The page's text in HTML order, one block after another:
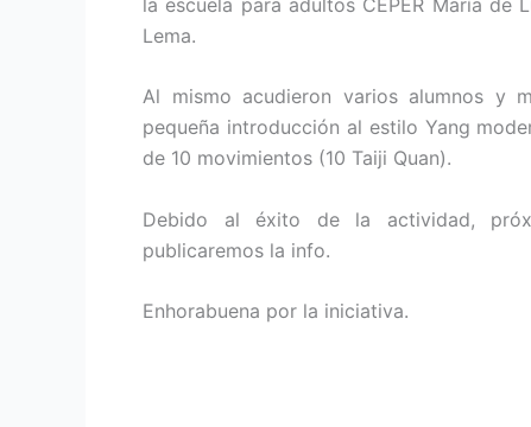
Lema.
Al mismo acudieron varios alumnos y
pequeña introducción al estilo Yang
de 10 movimientos (10 Taiji Quan).
Debido al éxito de la actividad,
publicaremos la info.
Enhorabuena por la iniciativa.